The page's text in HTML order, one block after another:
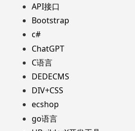
API接口
Bootstrap
c#
ChatGPT
C语言
DEDECMS
DIV+CSS
ecshop
go语言